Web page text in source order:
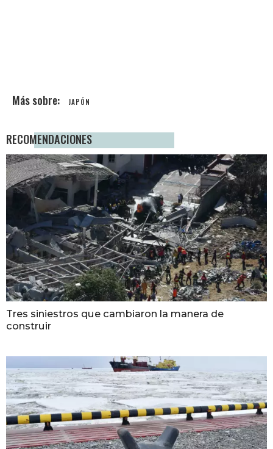
JAPÓN
RECOMENDACIONES
Tres siniestros que cambiaron la manera de
construir